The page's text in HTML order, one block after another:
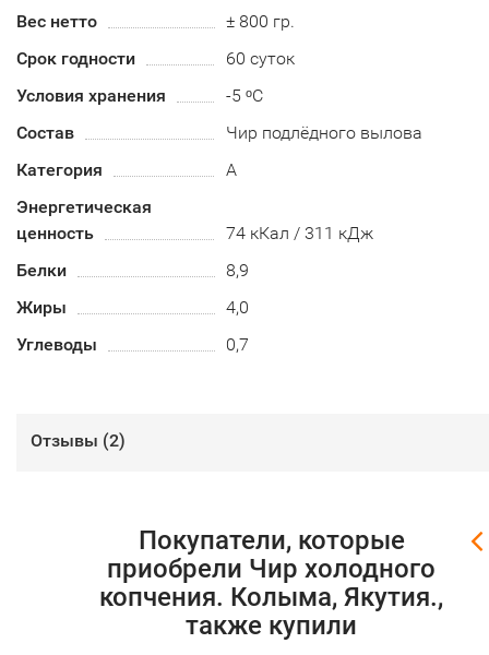
Вес нетто
± 800 гр.
Срок годности
60 суток
Условия хранения
-5 ᵒС
Состав
Чир подлёдного вылова
Категория
А
Энергетическая
ценность
74 кКал / 311 кДж
Белки
8,9
Жиры
4,0
Углеводы
0,7
Отзывы (2)
Покупатели, которые
приобрели Чир холодного
копчения. Колыма, Якутия.,
также купили